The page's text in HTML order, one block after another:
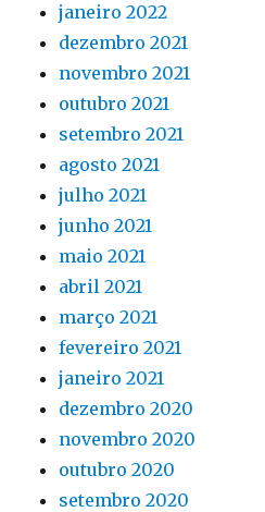
janeiro 2022
dezembro 2021
novembro 2021
outubro 2021
setembro 2021
agosto 2021
julho 2021
junho 2021
maio 2021
abril 2021
março 2021
fevereiro 2021
janeiro 2021
dezembro 2020
novembro 2020
outubro 2020
setembro 2020